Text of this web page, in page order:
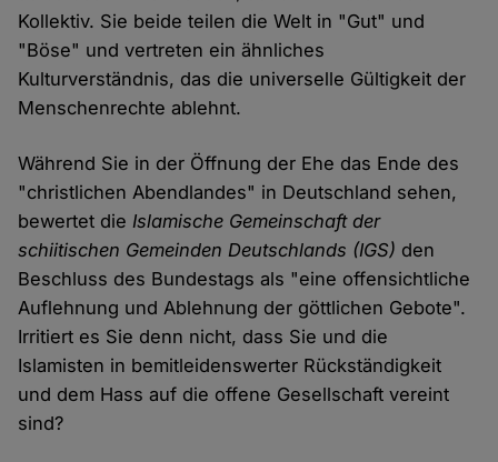
Kollektiv. Sie beide teilen die Welt in "Gut" und
"Böse" und vertreten ein ähnliches
Kulturverständnis, das die universelle Gültigkeit der
Menschenrechte ablehnt.
Während Sie in der Öffnung der Ehe das Ende des
"christlichen Abendlandes" in Deutschland sehen,
bewertet dieIslamische Gemeinschaft der
schiitischen Gemeinden Deutschlands (IGS) den
Beschluss des Bundestags als "eine offensichtliche
Auflehnung und Ablehnung der göttlichen Gebote".
Irritiert es Sie denn nicht, dass Sie und die
Islamisten in bemitleidenswerter Rückständigkeit
und dem Hass auf die offene Gesellschaft vereint
sind?